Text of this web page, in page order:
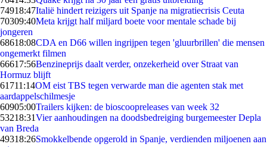
74918:47Italië hindert reizigers uit Spanje na migratiecrisis Ceuta
70309:40Meta krijgt half miljard boete voor mentale schade bij
jongeren
68618:08CDA en D66 willen ingrijpen tegen 'gluurbrillen' die mensen
ongemerkt filmen
66617:56Benzineprijs daalt verder, onzekerheid over Straat van
Hormuz blijft
61711:14OM eist TBS tegen verwarde man die agenten stak met
aardappelschilmesje
60905:00Trailers kijken: de bioscoopreleases van week 32
53218:31Vier aanhoudingen na doodsbedreiging burgemeester Depla
van Breda
49318:26Smokkelbende opgerold in Spanje, verdienden miljoenen aan